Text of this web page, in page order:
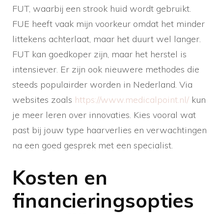
FUT, waarbij een strook huid wordt gebruikt.
FUE heeft vaak mijn voorkeur omdat het minder
littekens achterlaat, maar het duurt wel langer.
FUT kan goedkoper zijn, maar het herstel is
intensiever. Er zijn ook nieuwere methodes die
steeds populairder worden in Nederland. Via
websites zoals https://www.medicalpoint.nl/ kun
je meer leren over innovaties. Kies vooral wat
past bij jouw type haarverlies en verwachtingen
na een goed gesprek met een specialist.
Kosten en
financieringsopties